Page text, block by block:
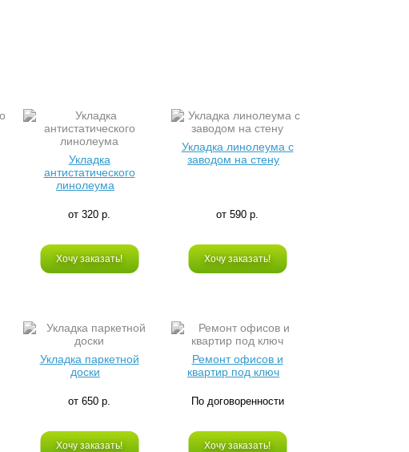
Укладка
антистатического
линолеума
от 320 р.
Хочу заказать!
Укладка линолеума с
заводом на стену
от 590 р.
Хочу заказать!
Укладка паркетной
доски
от 650 р.
Хочу заказать!
Ремонт офисов и
квартир под ключ
По договоренности
Хочу заказать!